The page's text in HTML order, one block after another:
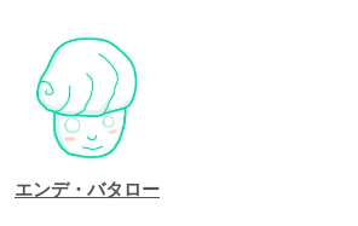
エンデ・バタロー